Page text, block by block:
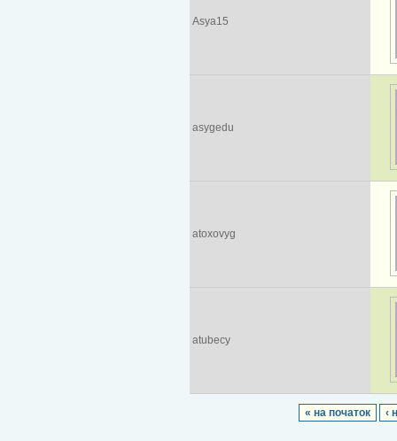
Asya15
asygedu
atoxovyg
atubecy
« на початок ‹